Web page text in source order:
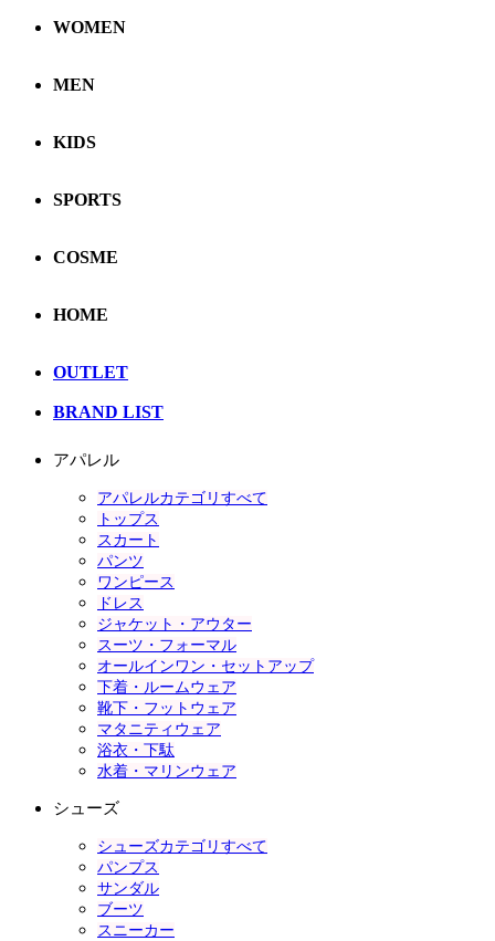
WOMEN
MEN
KIDS
SPORTS
COSME
HOME
OUTLET
BRAND LIST
アパレル
アパレルカテゴリすべて
トップス
スカート
パンツ
ワンピース
ドレス
ジャケット・アウター
スーツ・フォーマル
オールインワン・セットアップ
下着・ルームウェア
靴下・フットウェア
マタニティウェア
浴衣・下駄
水着・マリンウェア
シューズ
シューズカテゴリすべて
パンプス
サンダル
ブーツ
スニーカー